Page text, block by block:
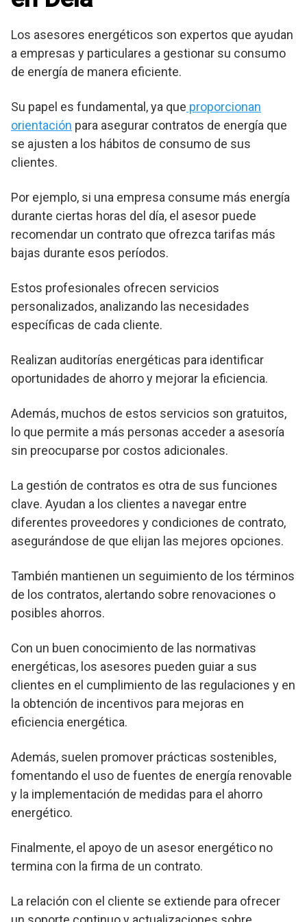
Los asesores energéticos son expertos que ayudan
a empresas y particulares a gestionar su consumo
de energía de manera eficiente.
Su papel es fundamental, ya que proporcionan
orientación para asegurar contratos de energía que
se ajusten a los hábitos de consumo de sus
clientes.
Por ejemplo, si una empresa consume más energía
durante ciertas horas del día, el asesor puede
recomendar un contrato que ofrezca tarifas más
bajas durante esos períodos.
Estos profesionales ofrecen servicios
personalizados, analizando las necesidades
específicas de cada cliente.
Realizan auditorías energéticas para identificar
oportunidades de ahorro y mejorar la eficiencia.
Además, muchos de estos servicios son gratuitos,
lo que permite a más personas acceder a asesoría
sin preocuparse por costos adicionales.
La gestión de contratos es otra de sus funciones
clave. Ayudan a los clientes a navegar entre
diferentes proveedores y condiciones de contrato,
asegurándose de que elijan las mejores opciones.
También mantienen un seguimiento de los términos
de los contratos, alertando sobre renovaciones o
posibles ahorros.
Con un buen conocimiento de las normativas
energéticas, los asesores pueden guiar a sus
clientes en el cumplimiento de las regulaciones y en
la obtención de incentivos para mejoras en
eficiencia energética.
Además, suelen promover prácticas sostenibles,
fomentando el uso de fuentes de energía renovable
y la implementación de medidas para el ahorro
energético.
Finalmente, el apoyo de un asesor energético no
termina con la firma de un contrato.
La relación con el cliente se extiende para ofrecer